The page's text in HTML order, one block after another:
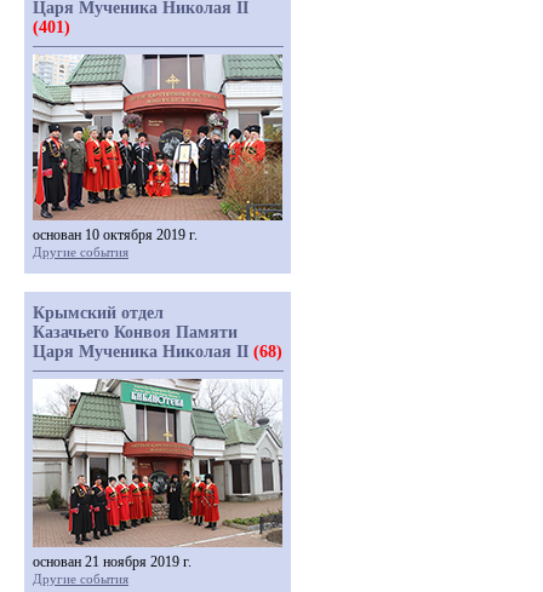
Царя Мученика Николая II
(401)
основан 10 октября 2019 г.
Другие события
Крымский отдел
Казачьего Конвоя Памяти
Царя Мученика Николая II (68)
основан 21 ноября 2019 г.
Другие события